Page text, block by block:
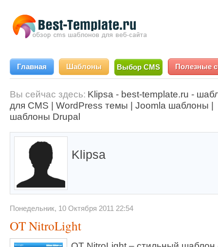
Главная Шаблоны Выбор CMS Полезные
Вы сейчас здесь: Klipsa - best-template.ru -
для CMS | WordPress темы | Joomla шаблоны |
шаблоны Drupal
Klipsa
Понедельник, 10 Октября 2011 22:54
OT NitroLight